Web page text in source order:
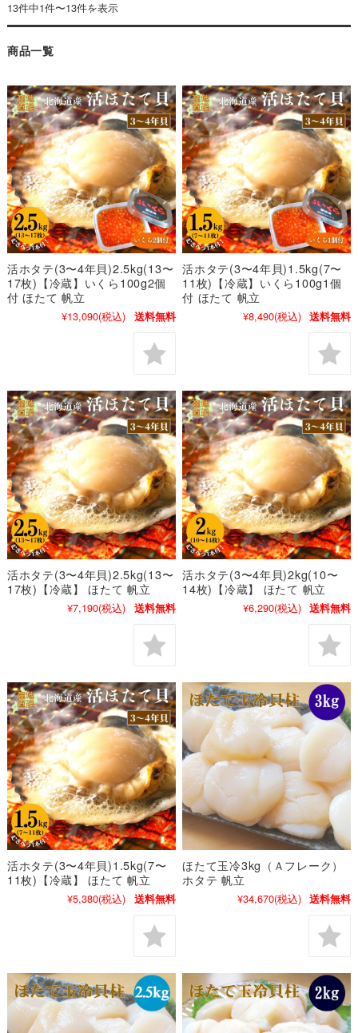
13件中1件〜13件を表示
商品一覧
活ホタテ(3〜4年貝)2.5kg(13〜
17枚)【冷蔵】いくら100g2個
付 ほたて 帆立
¥13,090(税込) 送料無料
活ホタテ(3〜4年貝)1.5kg(7〜
11枚)【冷蔵】いくら100g1個
付 ほたて 帆立
¥8,490(税込) 送料無料
活ホタテ(3〜4年貝)2.5kg(13〜
17枚)【冷蔵】 ほたて 帆立
¥7,190(税込) 送料無料
活ホタテ(3〜4年貝)2kg(10〜
14枚)【冷蔵】 ほたて 帆立
¥6,290(税込) 送料無料
活ホタテ(3〜4年貝)1.5kg(7〜
11枚)【冷蔵】 ほたて 帆立
¥5,380(税込) 送料無料
ほたて玉冷3kg（Ａフレーク）
ホタテ 帆立
¥34,670(税込) 送料無料